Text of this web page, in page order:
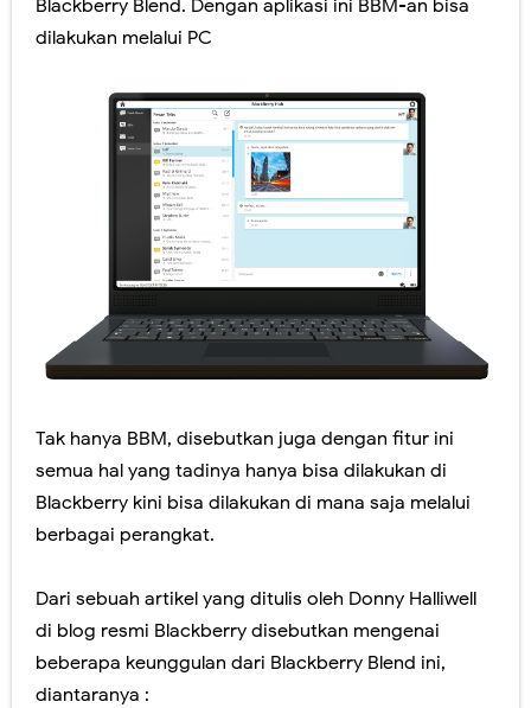
Pelatihan Pelaksanaan USBN SMA Tahun 2019
Workshop Membangun LMS Sekolah MKKS SMA Negeri Kab. Jember Th. 2017
Perubahan Bentuk Rapor Untuk SKS, Perlu Dikoreksi Lagi.
Panduan Penilaian SMA edisi November 2016. Layout Rapor Berubah Lagi, Iya Lagi
Pilkada Rasa Pilpres. Sedikit Pendapat Saya Mengenai Pilgub DKI
Pelatihan Penggunaan Soal-soal berbasis LMS di SMAN 1 Jember
Hari Ini Pendaftaran Sekolah Kedinasan 2025 Mulai Dibuka, Cek Alur dan Persiapannya di Sini!
Jumat, 7 Agustus
Blackberry Blend. Dengan aplikasi ini BBM-an bisa
dilakukan melalui PC
Tak hanya BBM, disebutkan juga dengan fitur ini
semua hal yang tadinya hanya bisa dilakukan di
Blackberry kini bisa dilakukan di mana saja melalui
berbagai perangkat.
Dari sebuah artikel yang ditulis oleh Donny Halliwell
di blog resmi Blackberry disebutkan mengenai
beberapa keunggulan dari Blackberry Blend ini,
diantaranya :